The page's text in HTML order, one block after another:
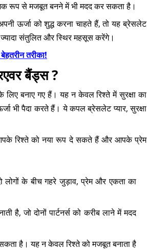
रूप से मजबूत बनने में भी मदद कर सकता है।
ऊर्जा को शुद्ध करना चाहते हैं, तो यह ब्रेसलेट
संतुलित और स्थिर महसूस करेंगे।
तरीका!
बैंड्स ?
लिए बनाए गए हैं। यह न केवल रिश्ते में सुरक्षा का
भी पैदा करते हैं। ये कपल ब्रेसलेट प्यार, सुरक्षा
आपके रिश्ते को नया रूप दे सकते हैं और आपके प्रेम
लोगों के बीच गहरे जुड़ाव, प्रेम और एकता का
है, जो दोनों पार्टनर्स को करीब लाने में मदद
है। यह न केवल रिश्ते को मजबूत बनाता है